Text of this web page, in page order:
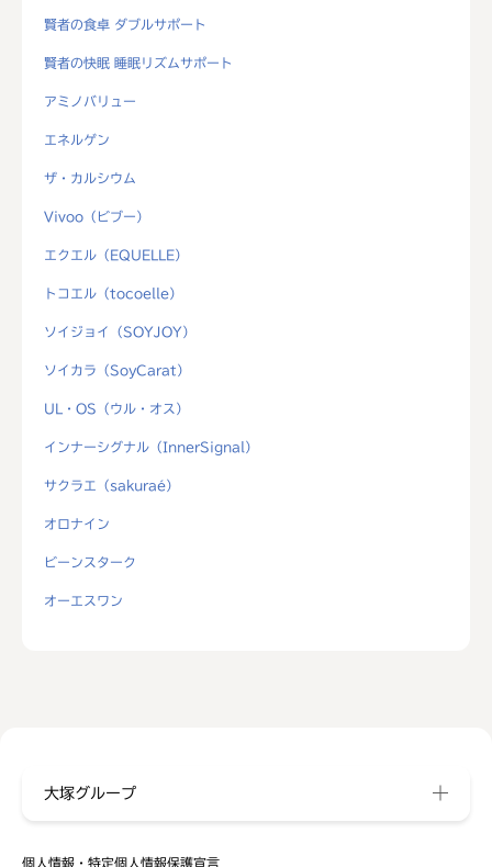
賢者の食卓 ダブルサポート
賢者の快眠 睡眠リズムサポート
アミノバリュー
エネルゲン
ザ・カルシウム
Vivoo（ビブー）
エクエル（EQUELLE）
トコエル（tocoelle）
ソイジョイ（SOYJOY）
ソイカラ（SoyCarat）
UL・OS（ウル・オス）
インナーシグナル（InnerSignal）
サクラエ（sakuraé）
オロナイン
ビーンスターク
オーエスワン
個人情報・特定個人情報保護宣言
大塚グループ